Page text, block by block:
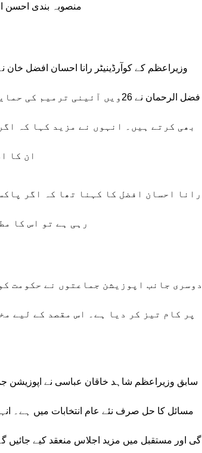
منصوبہ بندی احسن
وزیراعظم کے کوآرڈینیٹر رانا احسان افضل خان
فضل الرحمان نے 26ویں آئینی
بھی کرتے ہیں۔ انہوں نے مزید کہا کہ
ان کا
رانا احسان افضل کا کہنا تھا کہ اگر
رہی ہے تو اس کا
دوسری جانب اپوزیشن جماعتوں نے حکومت
پر کام تیز کر دیا ہے۔ اس مقصد کے لیے
سابق وزیراعظم شاہد خاقان عباسی نے اپوزیشن
مسائل کا حل صرف نئے عام انتخابات میں ہے۔
گی اور مستقبل میں مزید اجلاس منعقد کیے جائیں